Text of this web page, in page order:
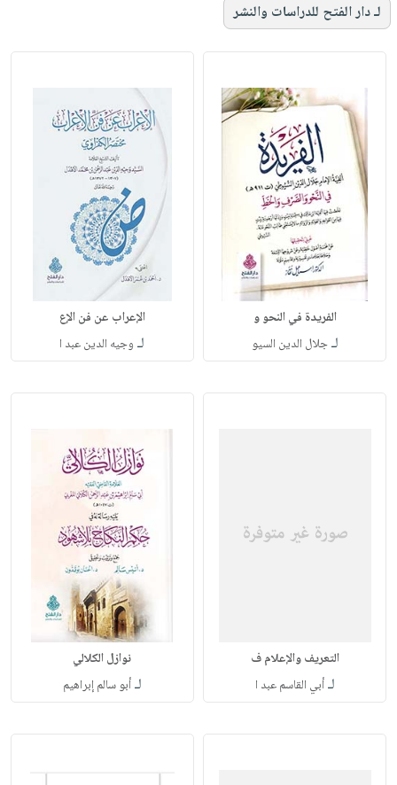
لـ دار الفتح للدراسات والنشر
الفريدة في النحو و
لـجلال الدين السيو
الإعراب عن فن الإع
لـ وجيه الدين عبد ا
التعريف والإعلام ف
لـأبي القاسم عبد ا
نوازل الكلالي
لـأبو سالم إبراهيم